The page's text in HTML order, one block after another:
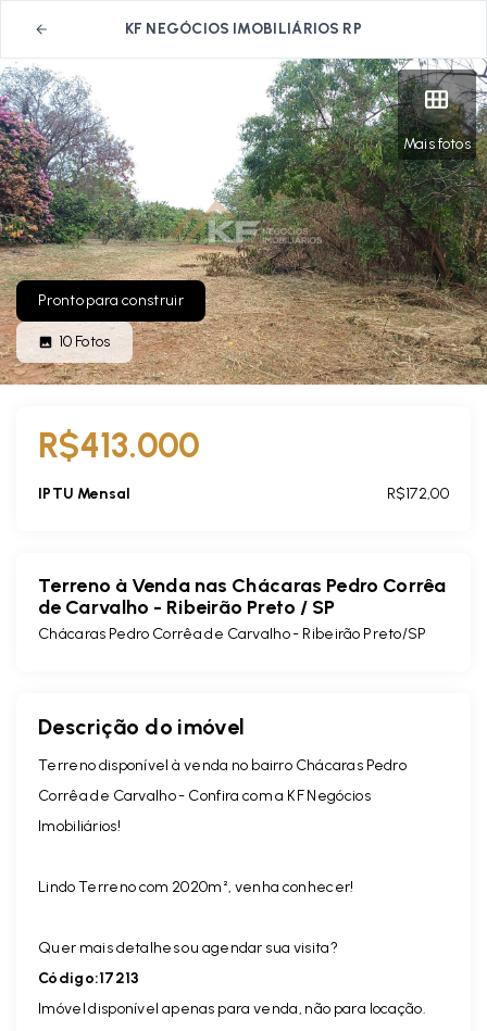
KF NEGÓCIOS IMOBILIÁRIOS RP
Mais fotos
Pronto para construir
10 Fotos
R$413.000
IPTU Mensal R$172,00
Terreno à Venda nas Chácaras Pedro Corrêa
de Carvalho - Ribeirão Preto / SP
Chácaras Pedro Corrêa de Carvalho - Ribeirão Preto/SP
Descrição do imóvel
Terreno disponível à venda no bairro Chácaras Pedro
Corrêa de Carvalho - Confira com a KF Negócios
Imobiliários!
Lindo Terreno com 2020m², venha conhecer!
Quer mais detalhes ou agendar sua visita?
Código:17213
Imóvel disponível apenas para venda, não para locação.